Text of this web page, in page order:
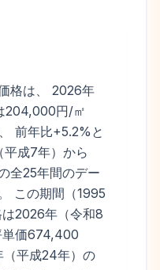
格は、 2026年
204,000円/㎡
前年比+5.2%と
成7年）から
全25年間のデー
この期間（1995
2026年（令和8
価674,400
（平成24年）の